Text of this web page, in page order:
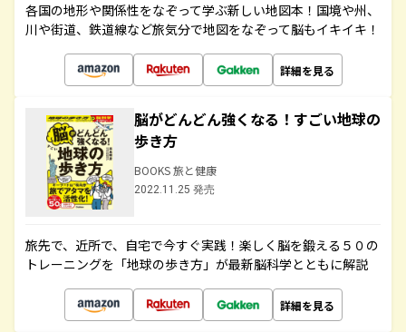
各国の地形や関係性をなぞって学ぶ新しい地図本！国境や州、
川や街道、鉄道線など旅気分で地図をなぞって脳もイキイキ！
詳細を見る
脳がどんどん強くなる！すごい地球の
歩き方
BOOKS 旅と健康
2022.11.25 発売
旅先で、近所で、自宅で今すぐ実践！楽しく脳を鍛える５０の
トレーニングを「地球の歩き方」が最新脳科学とともに解説
詳細を見る